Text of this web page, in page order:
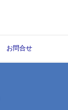
お問合せ